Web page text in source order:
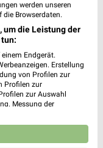
für Hamburg
&
werden unseren
Browserdaten.
um die Leistung der
Endgerät.
Erstellung
von Profilen zur
Profilen zur
zur Auswahl
Messung der
Entwicklung und
Daten zur Auswahl